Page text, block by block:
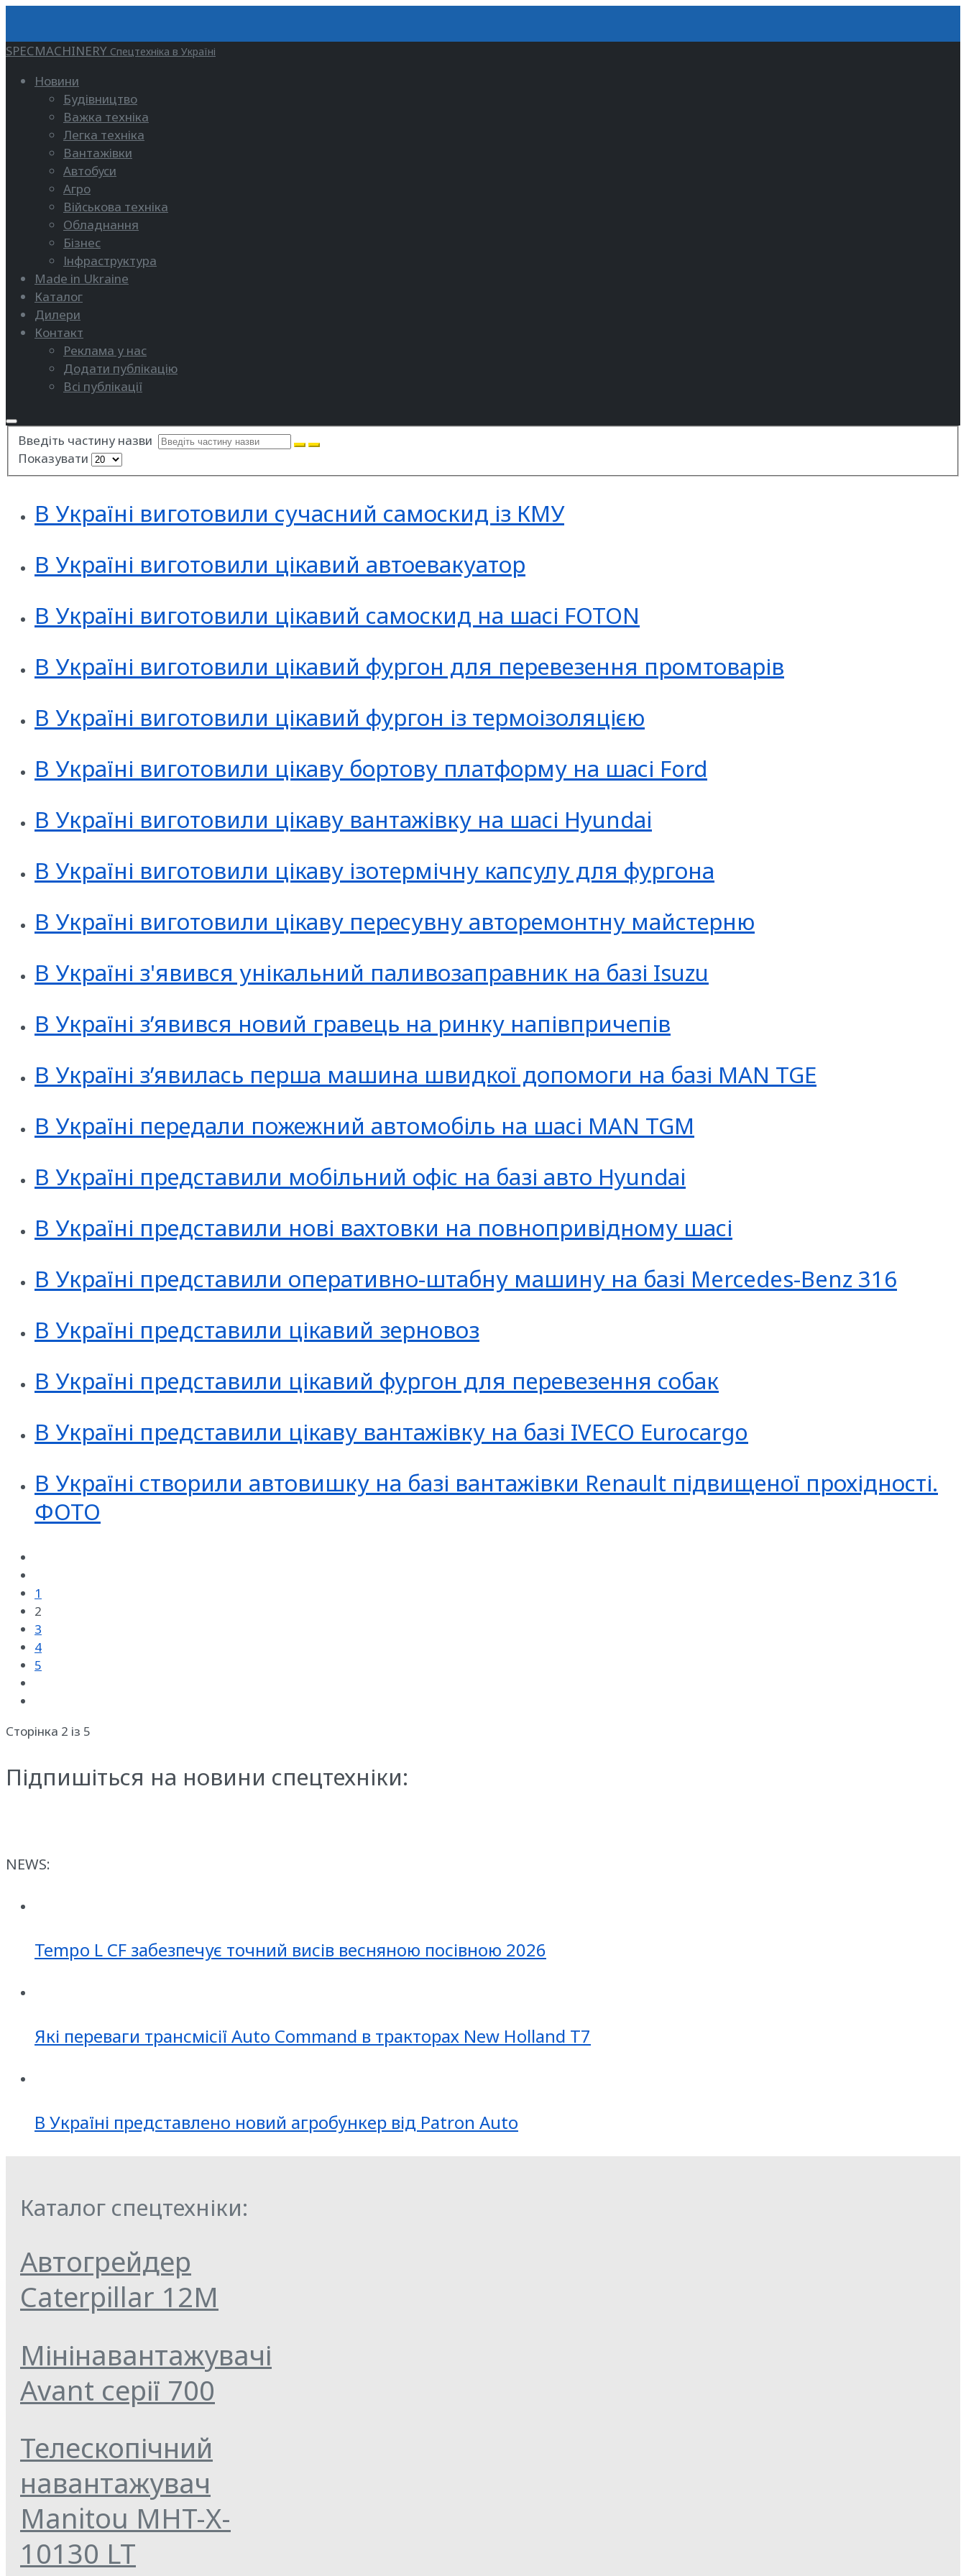
SPECMACHINERY Спецтехніка в Україні
Новини
Будівництво
Важка техніка
Легка техніка
Вантажівки
Автобуси
Агро
Військова техніка
Обладнання
Бізнес
Інфраструктура
Made in Ukraine
Каталог
Дилери
Контакт
Реклама у нас
Додати публікацію
Всі публікації
Введіть частину назви
Показувати
В Україні виготовили сучасний самоскид із КМУ
В Україні виготовили цікавий автоевакуатор
В Україні виготовили цікавий самоскид на шасі FOTON
В Україні виготовили цікавий фургон для перевезення промтоварів
В Україні виготовили цікавий фургон із термоізоляцією
В Україні виготовили цікаву бортову платформу на шасі Ford
В Україні виготовили цікаву вантажівку на шасі Hyundai
В Україні виготовили цікаву ізотермічну капсулу для фургона
В Україні виготовили цікаву пересувну авторемонтну майстерню
В Україні з'явився унікальний паливозаправник на базі Isuzu
В Україні з’явився новий гравець на ринку напівпричепів
В Україні з’явилась перша машина швидкої допомоги на базі MAN TGE
В Україні передали пожежний автомобіль на шасі MAN TGM
В Україні представили мобільний офіс на базі авто Hyundai
В Україні представили нові вахтовки на повнопривідному шасі
В Україні представили оперативно-штабну машину на базі Mercedes-Benz 316
В Україні представили цікавий зерновоз
В Україні представили цікавий фургон для перевезення собак
В Україні представили цікаву вантажівку на базі IVECO Eurocargo
В Україні створили автовишку на базі вантажівки Renault підвищеної прохідності.
ФОТО
1
2
3
4
5
Сторінка 2 із 5
Підпишіться на новини спецтехніки:
NEWS:
Tempo L CF забезпечує точний висів весняною посівною 2026
Які переваги трансмісії Auto Command в тракторах New Holland T7
В Україні представлено новий агробункер від Patron Auto
Каталог спецтехніки:
Автогрейдер
Caterpillar 12M
Мінінавантажувачі
Avant серії 700
Телескопічний
навантажувач
Manitou MHT-X-
10130 LT